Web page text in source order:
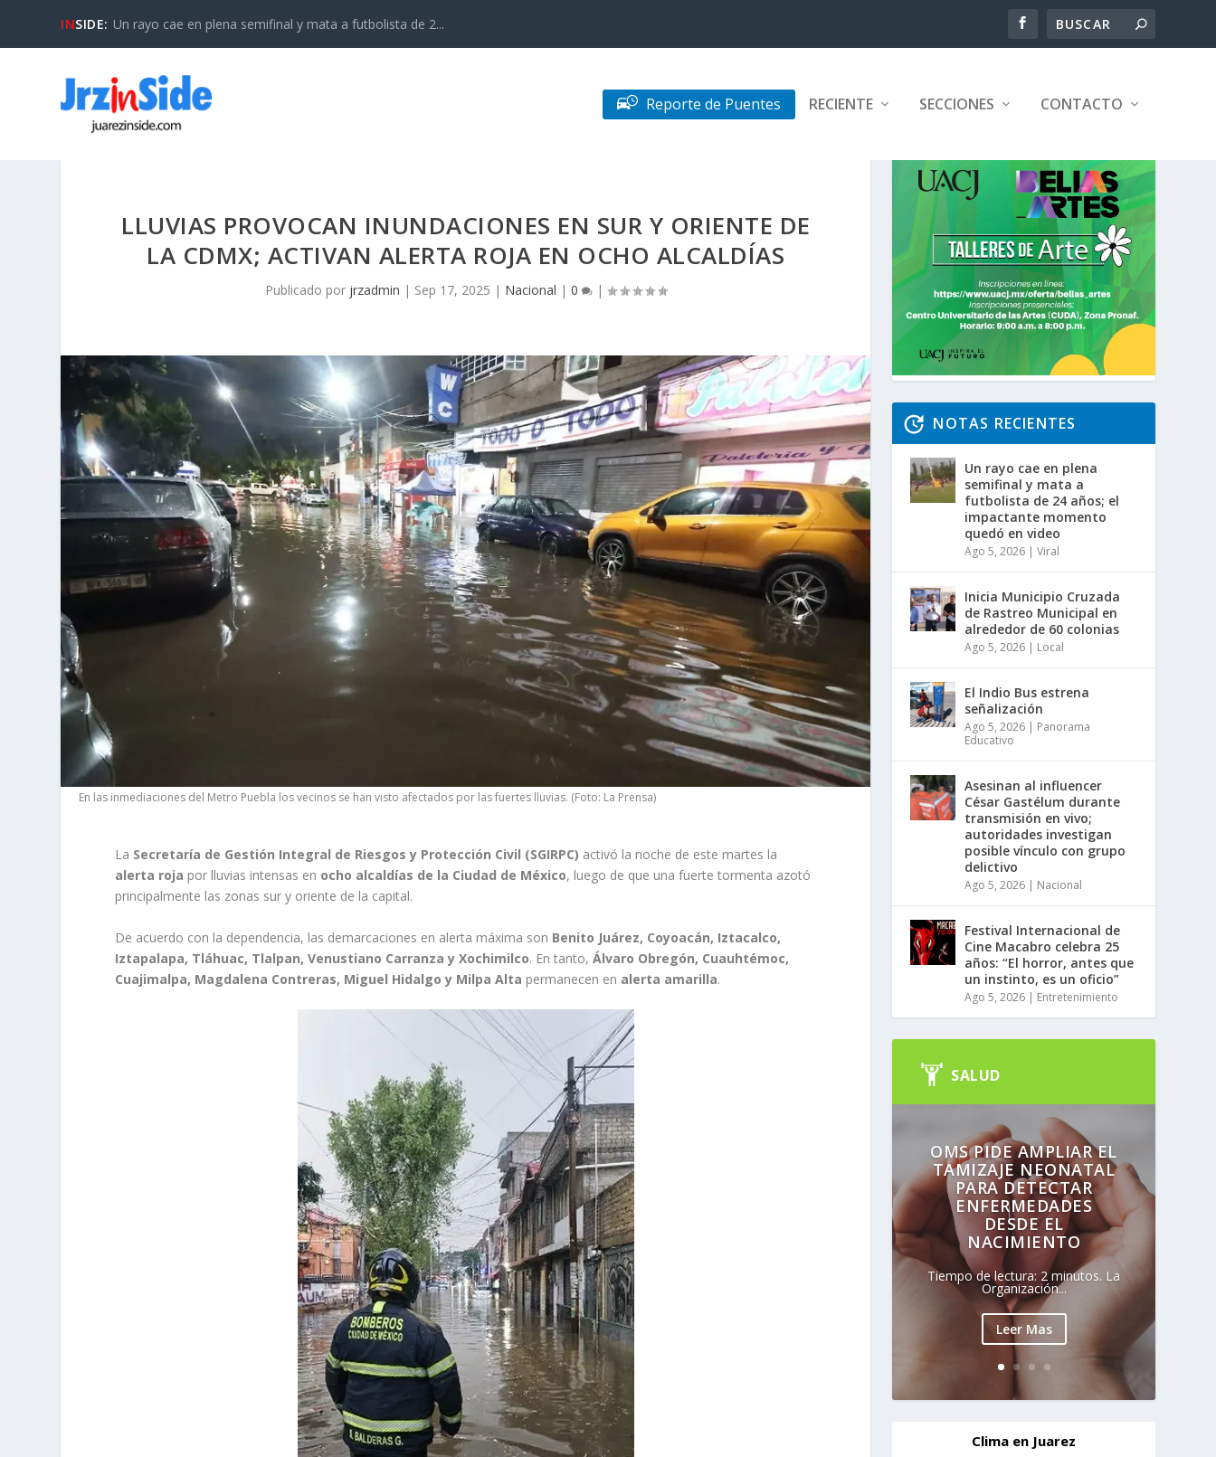
INSIDE: Un rayo cae en plena semifinal y mata a futbolista de 2...
Reporte de Puentes RECIENTE SECCIONES CONTACTO
LLUVIAS PROVOCAN INUNDACIONES EN SUR Y ORIENTE DE
LA CDMX; ACTIVAN ALERTA ROJA EN OCHO ALCALDÍAS
Publicado por jrzadmin | Sep 17, 2025 | Nacional | 0 |
En las inmediaciones del Metro Puebla los vecinos se han visto afectados por las fuertes lluvias. (Foto: La Prensa)
La Secretaría de Gestión Integral de Riesgos y Protección Civil (SGIRPC) activó la noche de este martes la
alerta roja por lluvias intensas en ocho alcaldías de la Ciudad de México, luego de que una fuerte tormenta azotó
principalmente las zonas sur y oriente de la capital.
De acuerdo con la dependencia, las demarcaciones en alerta máxima son Benito Juárez, Coyoacán, Iztacalco,
Iztapalapa, Tláhuac, Tlalpan, Venustiano Carranza y Xochimilco. En tanto,Álvaro Obregón, Cuauhtémoc,
Cuajimalpa, Magdalena Contreras, Miguel Hidalgo y Milpa Alta permanecen en alerta amarilla.
NOTAS RECIENTES
Un rayo cae en plena
semifinal y mata a
futbolista de 24 años; el
impactante momento
quedó en video
Ago 5, 2026 |Viral
Inicia Municipio Cruzada
de Rastreo Municipal en
alrededor de 60 colonias
Ago 5, 2026 | Local
El Indio Bus estrena
señalización
Ago 5, 2026 | Panorama
Educativo
Asesinan al influencer
César Gastélum durante
transmisión en vivo;
autoridades investigan
posible vínculo con grupo
delictivo
Ago 5, 2026 | Nacional
Festival Internacional de
Cine Macabro celebra 25
años: “El horror, antes que
un instinto, es un oficio”
Ago 5, 2026 | Entretenimiento
SALUD
OMS PIDE AMPLIAR EL
TAMIZAJE NEONATAL
PARA DETECTAR
ENFERMEDADES
DESDE EL
NACIMIENTO
Tiempo de lectura: 2 minutos. La
Organización...
Leer Mas
Clima en Juarez